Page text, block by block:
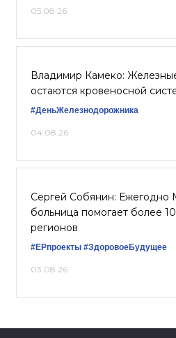
05.08.26
Владимир Камеко:
остаются кровеносной
#ДеньЖелезнодорожника
04.08.26
Сергей Собянин: Ежегодно
больница помогает более
регионов
#ЕРпроекты #ЗдоровоеБудущее
03.08.26